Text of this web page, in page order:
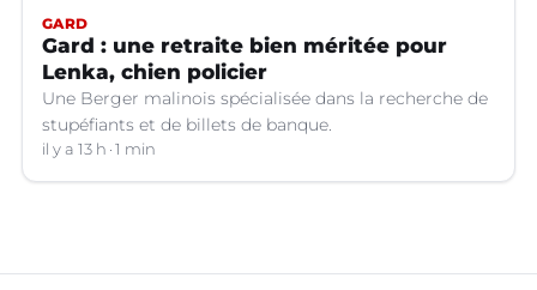
GARD
Gard : une retraite bien méritée pour
Lenka, chien policier
Une Berger malinois spécialisée dans la recherche de
stupéfiants et de billets de banque.
il y a 13 h 1 min